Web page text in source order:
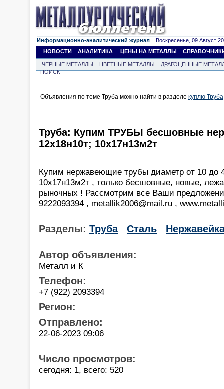
Информационно-аналитический журнал Воскресенье, 09 Август
НОВОСТИ
АНАЛИТИКА ЦЕНЫ НА МЕТАЛЛЫ
ЧЕРНЫЕ МЕТАЛЛЫ ЦВЕТНЫЕ МЕТАЛЛЫ
ДРАГОЦЕННЫЕ
ПОИСК
Объявления по теме Труба можно найти в разделе куплю Труба
Труба: Купим ТРУБЫ бесшовные
12х18н10т; 10х17н13м2т
Купим нержавеющие трубы диаметр от 10 до
10х17н13м2т , только бесшовные, новые,
рыночных ! Рассмотрим все Ваши
9222093394 , metallik2006@mail.ru ,
Разделы: Труба Сталь
Автор объявления:
Металл и К
Телефон:
+7 (922) 2093394
Регион:
Отправлено:
22-06-2023 09:06
Число просмотров:
сегодня: 1, всего: 520